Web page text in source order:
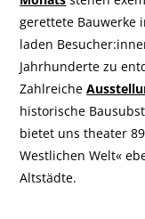
gerettete Bauwerke
laden
Jahrhunderte zu
Zahlreiche
historische
bietet uns theater
Westlichen Welt«
Altstädte.